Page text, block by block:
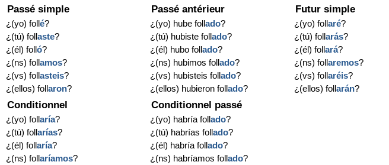
Passé simple
¿(yo) follé?
¿(tú) follaste?
¿(él) folló?
¿(ns) follamos?
¿(vs) follasteis?
¿(ellos) follaron?
Passé antérieur
¿(yo) hube follado?
¿(tú) hubiste follado?
¿(él) hubo follado?
¿(ns) hubimos follado?
¿(vs) hubisteis follado?
¿(ellos) hubieron follado?
Futur simple
¿(yo) follaré?
¿(tú) follarás?
¿(él) follará?
¿(ns) follaremos?
¿(vs) follaréis?
¿(ellos) follarán?
Conditionnel
¿(yo) follaría?
¿(tú) follarías?
¿(él) follaría?
¿(ns) follaríamos?
Conditionnel passé
¿(yo) habría follado?
¿(tú) habrías follado?
¿(él) habría follado?
¿(ns) habríamos follado?